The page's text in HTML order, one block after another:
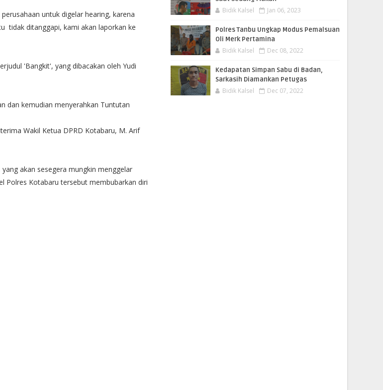
untuk digelar hearing, karena
tidak ditanggapi, kami akan laporkan ke
'Bangkit', yang dibacakan oleh Yudi
dan kemudian menyerahkan Tuntutan
Wakil Ketua DPRD Kotabaru, M. Arif
akan sesegera mungkin menggelar
Polres Kotabaru tersebut membubarkan diri
Bidik Kalsel Jan 06, 2023
Polres Tanbu Ungkap Modus Pemalsuan
Oli Merk Pertamina
Bidik Kalsel Dec 08, 2022
Kedapatan Simpan Sabu di Badan,
Sarkasih Diamankan Petugas
Bidik Kalsel Dec 07, 2022